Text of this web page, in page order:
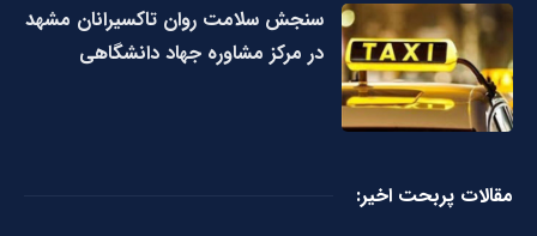
سنجش سلامت روان تاکسیرانان مشهد
در مرکز مشاوره جهاد دانشگاهی
مقالات پربحت اخیر: